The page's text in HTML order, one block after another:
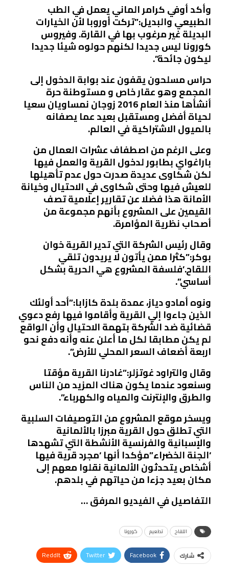
وأكد أوفي كرامر الماني يعمل في الطب
الطبيعي والبديل:”تركت أوروبا لأن الخيارات
البديلة غير مرغوب بها في القارة. وفيروس
كورونا ليس جديدا لكنهم حولوه شيئا جديدا
ليكون جائحة”.
حراس مسلحون يقفون عند بوابة الدخول إلى
المجمع وهو عقار خاص و مستوطنة حرة
أنشأها منذ العام 2016 زوجان نمساويان سعيا
لحياة أفضل ومستقبل بعيد عما يصفانه
بالميول الاشتراكية في العالم.
وعلى الرغم من اصطفاف عشرات العمال من
باراغواي بطابور لدخول القرية والعمل فيها
لكن شكاوى عديدة صدرت حول عدم تأهيلها
للعيش فيها وحتى شكاوى في الاحتيال وخيانة
الأمانة هذا فضلا عن تقارير إعلامية تصف
القيمين على المشروع بأنهم مجموعة من
أصحاب نظرية المؤامرة.
وقال رئيس الشركة التي تدير القرية خوان
بوكر:”كثرا ممن يأتون لا يريدون تلقي
اللقاح.’فلسفة المشروع هي الحرية بشكل
أساسي”.
ونوه أمادو دياز، عمدة بلدة كازابا:”أحد أولئك
الذين جاءوا إلي القرية وأقاموا فيها رفع دعوي
قضائية ضد الشركة بتهمة الاحتيال وأن الواقع
لم يكن مطابقا لكل ما أعلن عنه وأنه دفع نحو
اربعة أضعاف السعر المحلي للأرض”.
وقال والتراود غوتزلر:”غادرنا القرية مؤقتا
وسنعود عندما يكون هناك المزيد من الناس
والطرق والإنترنت والمياه والكهرباء”.
ويسخر موقع المشروع من التوصيفات السلبية
التي تطلق حول القرية مبرزا بالألمانية
والإسبانية والفرنسية الأنشطة التي تشهدها
‘الجنة الخضراء”مؤكدا أنها ‘مجرد قرية فيها
أشخاص يتحدثون الألمانية نقلوا معهم إلى
مكان بعيد جزءا من حياتهم في بلدهم.
التفاصيل في الفيديو المرفق …
اللقاح تطعيم كورونا
شارك Facebook
Twitter
ReddIt